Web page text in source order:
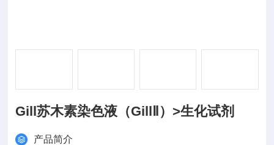
Gill苏木素染色液（GillⅡ）>生化试剂
产品简介